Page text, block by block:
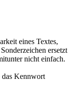
eines Textes,
ersetzt
nicht einfach.
das Kennwort